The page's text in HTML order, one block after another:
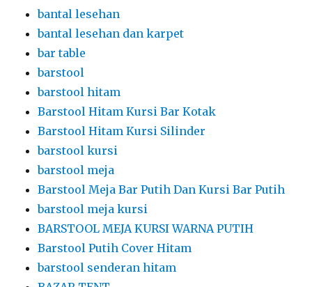
bantal lesehan
bantal lesehan dan karpet
bar table
barstool
barstool hitam
Barstool Hitam Kursi Bar Kotak
Barstool Hitam Kursi Silinder
barstool kursi
barstool meja
Barstool Meja Bar Putih Dan Kursi Bar Putih
barstool meja kursi
BARSTOOL MEJA KURSI WARNA PUTIH
Barstool Putih Cover Hitam
barstool senderan hitam